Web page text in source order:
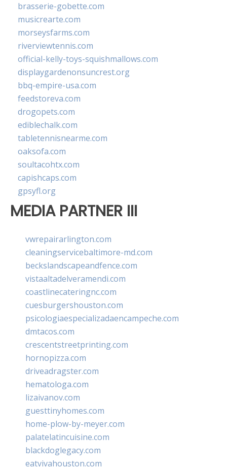
brasserie-gobette.com
musicrearte.com
morseysfarms.com
riverviewtennis.com
official-kelly-toys-squishmallows.com
displaygardenonsuncrest.org
bbq-empire-usa.com
feedstoreva.com
drogopets.com
ediblechalk.com
tabletennisnearme.com
oaksofa.com
soultacohtx.com
capishcaps.com
gpsyfl.org
MEDIA PARTNER III
vwrepairarlington.com
cleaningservicebaltimore-md.com
beckslandscapeandfence.com
vistaaltadelveramendi.com
coastlinecateringnc.com
cuesburgershouston.com
psicologiaespecializadaencampeche.com
dmtacos.com
crescentstreetprinting.com
hornopizza.com
driveadragster.com
hematologa.com
lizaivanov.com
guesttinyhomes.com
home-plow-by-meyer.com
palatelatincuisine.com
blackdoglegacy.com
eatvivahouston.com